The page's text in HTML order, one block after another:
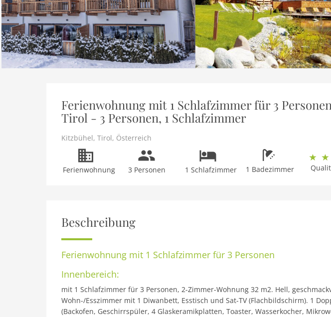
Ferienwohnung mit 1 Schlafzimmer für 3
Tirol - 3 Personen, 1 Schlafzimmer
Kitzbühel, Tirol, Österreich
Ferienwohnung 3 Personen 1 Schlafzimmer 1 Badezimmer
Beschreibung
Ferienwohnung mit 1 Schlafzimmer für 3 Personen
Innenbereich:
mit 1 Schlafzimmer für 3 Personen, 2-Zimmer-Wohnung 32 m2. Hell,
Wohn-/Esszimmer mit 1 Diwanbett, Esstisch und Sat-TV (Flachbildschirm). 1
(Backofen, Geschirrspüler, 4 Glaskeramikplatten, Toaster, Wasserkocher,